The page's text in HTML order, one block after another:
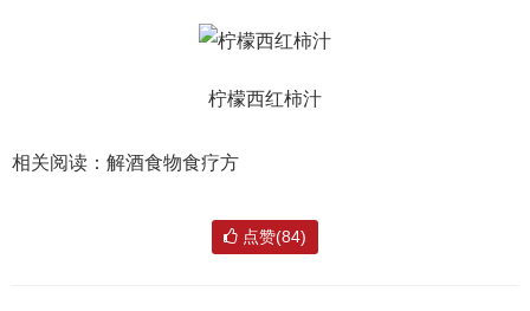
柠檬西红柿汁
相关阅读：解酒食物食疗方
点赞(84)